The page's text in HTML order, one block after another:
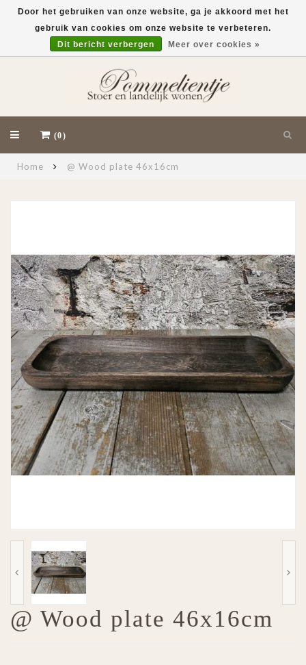
(0)
Home @ Wood plate 46x16cm
@ Wood plate 46x16cm
Door het gebruiken van onze website, ga je akkoord met het
gebruik van cookies om onze website te verbeteren.
Dit bericht verbergen
Meer over cookies »